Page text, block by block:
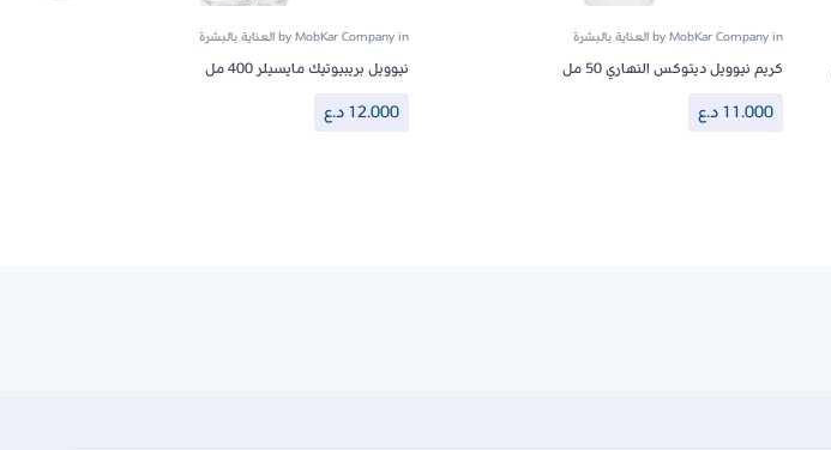
byMobKar Companyin العناية بالبشرة
كريم نيوويل ديتوكس النهاري 50 مل
11.000د.ع
byMobKar Companyin العناية بالبشرة
نيوويل بريبيوتيك مايسيلر 400 مل
12.000د.ع